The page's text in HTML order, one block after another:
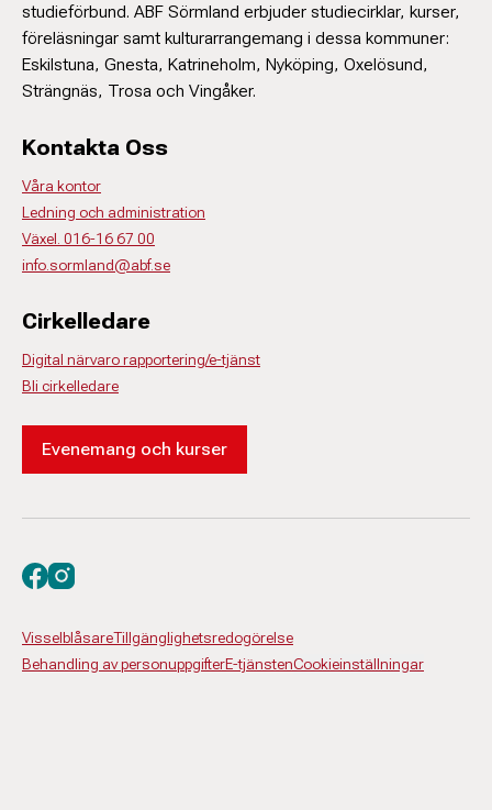
studieförbund. ABF Sörmland erbjuder studiecirklar, kurser,
föreläsningar samt kulturarrangemang i dessa kommuner:
Eskilstuna, Gnesta, Katrineholm, Nyköping, Oxelösund,
Strängnäs, Trosa och Vingåker.
Kontakta Oss
Våra kontor
Ledning och administration
Växel. 016-16 67 00
info.sormland@abf.se
Cirkelledare
Digital närvaro rapportering/e-tjänst
Bli cirkelledare
Evenemang och kurser
VisselblåsareTillgänglighetsredogörelse
Behandling av personuppgifterE-tjänstenCookieinställningar
Besök oss på facebook
Besök oss på instagram